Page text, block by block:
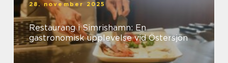
28. november 2025
Restaurang i Simrishamn: En
gastronomisk upplevelse vid Östersjön